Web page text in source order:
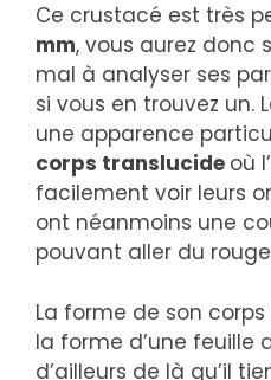
Ce crustacé est très
mm, vous aurez donc
mal à analyser ses
si vous en trouvez un.
une apparence
corps translucide où
facilement voir leurs
ont néanmoins une
pouvant aller du
La forme de son
la forme d’une feuille
d’ailleurs de là qu’il